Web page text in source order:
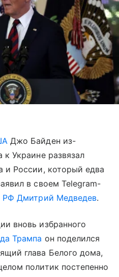
Джо Байден из-
к Украине развязал
и России, который едва
в своем Telegram-
РФ Дмитрий Медведев.
вновь избранного
Трампа он поделился
глава Белого дома,
политик постепенно